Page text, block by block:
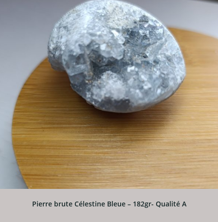
Pierre brute Célestine Bleue – 182gr- Qualité A